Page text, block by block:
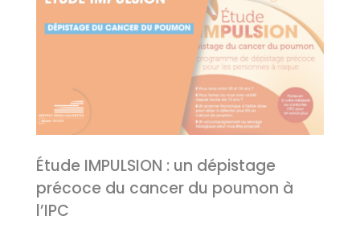
Étude IMPULSION : un dépistage
précoce du cancer du poumon à
l’IPC